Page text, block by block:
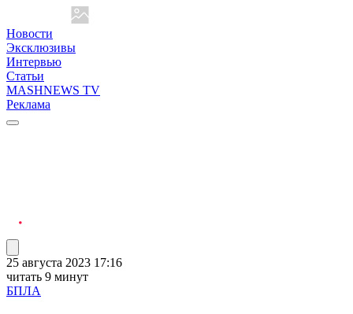
Новости
Эксклюзивы
Интервью
Статьи
MASHNEWS TV
Реклама
25 августа 2023 17:16
читать 9 минут
БПЛА